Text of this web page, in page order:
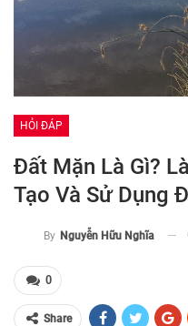
HỎI ĐÁP
Đất Mặn Là Gì?
Tạo Và Sử Dụng
By Nguyễn Hữu Nghĩa
0
Share